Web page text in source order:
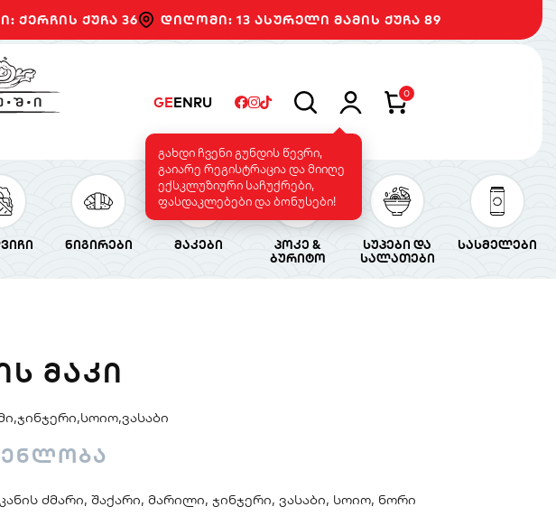
ქერჩის ქუჩა 36 დიღომი: 13 ასურელი მამის ქუჩა 89
GEENRU
გახდი ჩვენი გუნდის წევრი,
გაიარე რეგისტრაცია და მიიღე
ექსკლუზიური საჩუქრები,
ფასდაკლებები და ბონუსები!
0
ნიგირები მაკები
პოკე &
ბურიტო
სუპები და
სალათები
სასმელები
ᲛᲐᲙᲘ
ძმარი, შაქარი, მარილი, ჯინჯერი, ვასაბი, სოიო, ნორი